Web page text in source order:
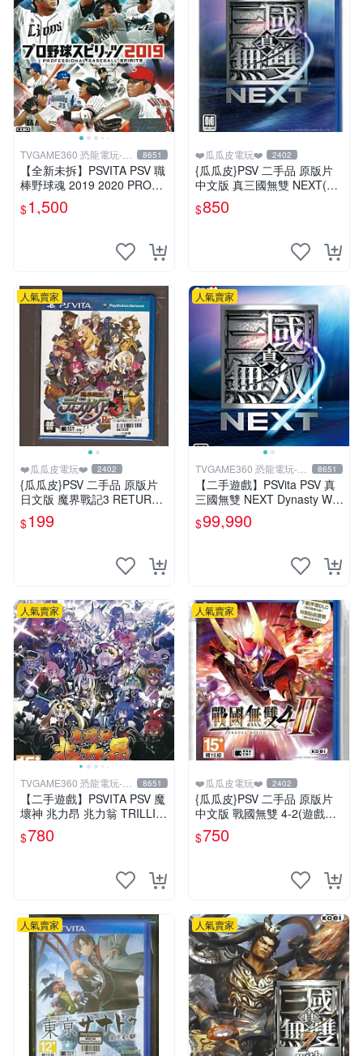
TVGAME360 恐龍電玩-台
中店
8651
【全新未拆】PSVITA PSV 職
棒野球魂 2019 2020 PROFE
SSIONAL BASRBALL 日文版
$1,500
❤️瓜瓜皮電玩❤️ 2402
{瓜瓜皮}PSV 二手品 原版片
中文版 真三國無雙 NEXT(遊
戲都有回收)
$850
人氣賣家
❤️瓜瓜皮電玩❤️ 2402
{瓜瓜皮}PSV 二手品 原版片
日文版 魔界戰記3 RETURN
(遊戲都有回收)
$199
人氣賣家
TVGAME360 恐龍電玩-台
中店
8651
【二手遊戲】PSVita PSV 真
三國無雙 NEXT Dynasty War
riors 中文版【台中恐龍電
玩】
$99,990
人氣賣家
TVGAME360 恐龍電玩-台
中店
8651
【二手遊戲】PSVITA PSV 魔
壞神 兆力昂 兆力翁 TRILLIO
N GOD OF DESTRUCTION
中文版
$780
人氣賣家
❤️瓜瓜皮電玩❤️ 2402
{瓜瓜皮}PSV 二手品 原版片
中文版 戰國無雙 4-2(遊戲都
有回收)
$750
人氣賣家 人氣賣家